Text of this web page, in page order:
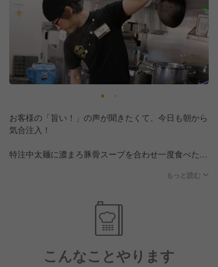
お客様の「旨い！」の声が聞きたくて、今日も朝から
気合注入！
特注中太麺に濃まろ豚骨スープを合わせ一度食べたら
コロナ禍でも新規出店を続け、リピーターも多いブラ
もっと読む
こんなことやります